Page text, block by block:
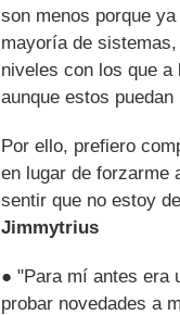
son menos porque
mayoría de
niveles con los que
aunque estos
Por ello, prefiero
en lugar de forzarme
sentir que no estoy
Jimmytrius
● "Para mí antes era
probar novedades a